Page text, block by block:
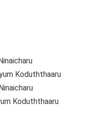
Koduththaaru
Koduththaaru